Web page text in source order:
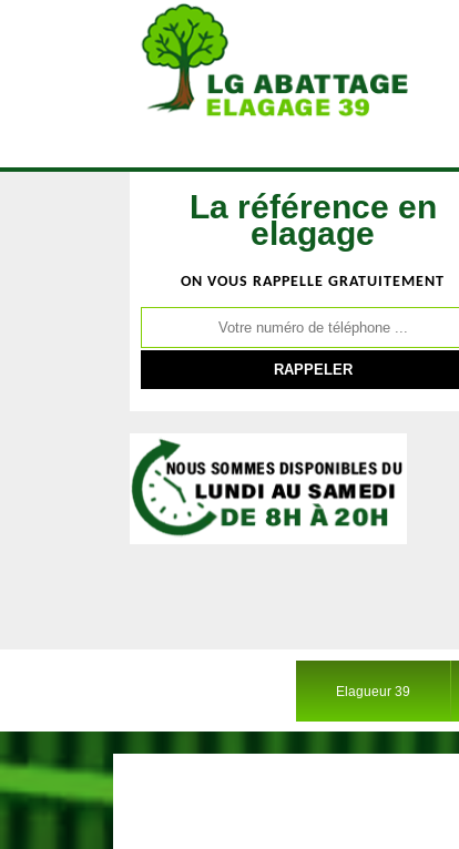
La référence en
elagage
ON VOUS RAPPELLE GRATUITEMENT
Elagueur 39